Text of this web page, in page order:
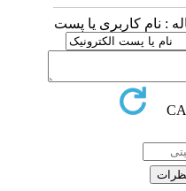
نام کاربری یا پست